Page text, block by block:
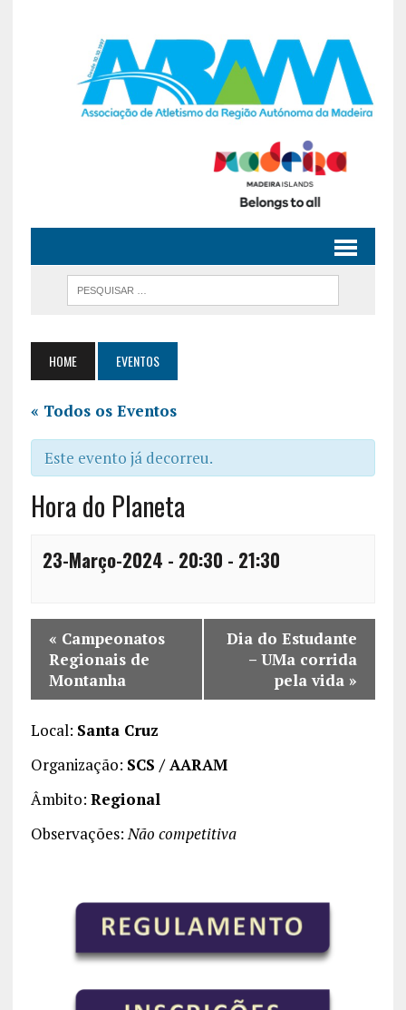
HOME EVENTOS
« Todos os Eventos
Este evento já decorreu.
Hora do Planeta
23-Março-2024 - 20:30 - 21:30
« Campeonatos
Regionais de
Montanha
Dia do Estudante
– UMa corrida
pela vida »
Local: Santa Cruz
Organização: SCS / AARAM
Âmbito: Regional
Observações:Não competitiva